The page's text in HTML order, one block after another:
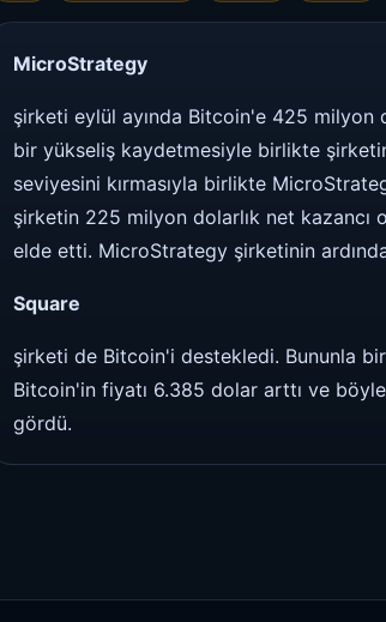
MicroStrategy
şirketi eylül ayında Bitcoin'e 425 milyon
bir yükseliş kaydetmesiyle birlikte
seviyesini kırmasıyla birlikte
şirketin 225 milyon dolarlık net kazancı
elde etti. MicroStrategy şirketinin
Square
şirketi de Bitcoin'i destekledi. Bununla
Bitcoin'in fiyatı 6.385 dolar arttı ve
gördü.